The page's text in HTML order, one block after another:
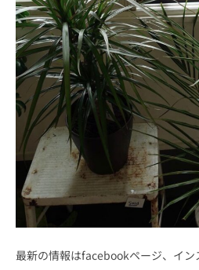
最新の情報はfacebookページ、イン